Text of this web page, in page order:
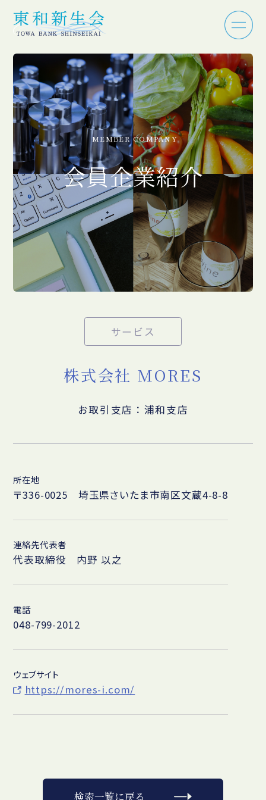
MEMBER COMPANY
会員企業紹介
サービス
株式会社 MORES
お取引支店：浦和支店
所在地
〒336-0025 埼玉県さいたま市南区文蔵4-8-8
連絡先代表者
代表取締役 内野 以之
電話
048-799-2012
ウェブサイト
https://mores-i.com/
検索一覧に戻る